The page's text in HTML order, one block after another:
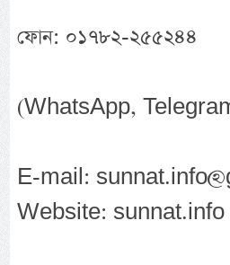
ফোন: ০১৭৮২-২৫৫২৪৪
(WhatsApp,
E-mail:
Website: sunnat.info